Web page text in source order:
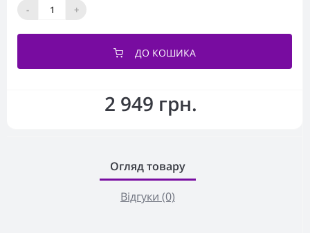
2 949 грн.
- +
ДО КОШИКА
Огляд товару
Відгуки (0)